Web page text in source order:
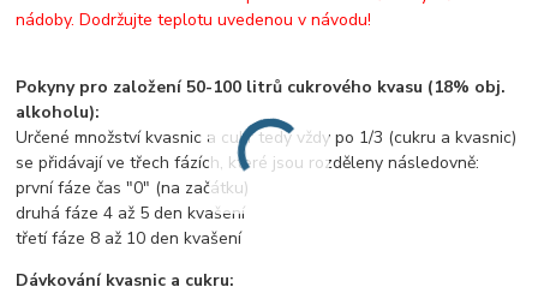
nádoby. Dodržujte teplotu uvedenou v návodu!
Pokyny pro založení 50-100 litrů cukrového kvasu (18% obj.
alkoholu):
Určené množství kvasnic a cukr tedy vždy po 1/3 (cukru a kvasnic)
se přidávají ve třech fázích, které jsou rozděleny následovně:
první fáze čas "0" (na začátku)
druhá fáze 4 až 5 den kvašení
třetí fáze 8 až 10 den kvašení
Dávkování kvasnic a cukru: